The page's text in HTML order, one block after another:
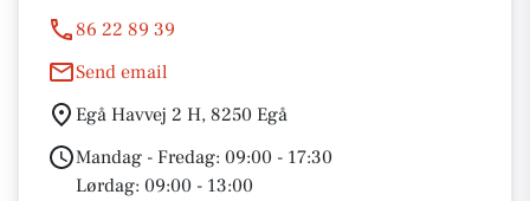
86 22 89 39
Send email
Egå Havvej 2 H, 8250 Egå
Mandag - Fredag: 09:00 - 17:30
Lørdag: 09:00 - 13:00